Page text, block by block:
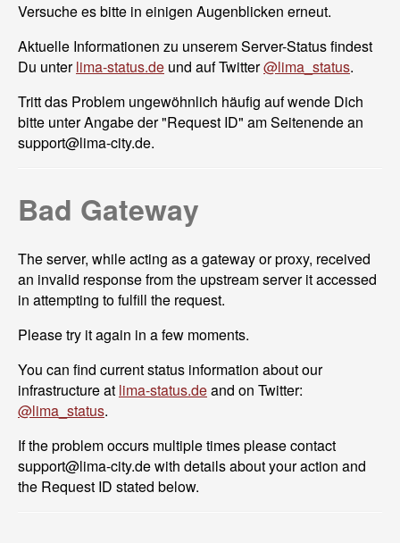
Versuche es bitte in einigen Augenblicken erneut.
Aktuelle Informationen zu unserem Server-Status findest
Du unterlima-status.de und auf Twitter@lima_status.
Tritt das Problem ungewöhnlich häufig auf wende Dich
bitte unter Angabe der "Request ID" am Seitenende an
support@lima-city.de.
Bad Gateway
The server, while acting as a gateway or proxy, received
an invalid response from the upstream server it accessed
in attempting to fulfill the request.
Please try it again in a few moments.
You can find current status information about our
infrastructure at lima-status.deand on Twitter:
@lima_status.
If the problem occurs multiple times please contact
support@lima-city.de with details about your action and
the Request ID stated below.